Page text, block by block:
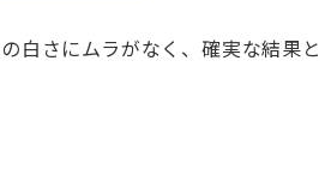
白さにムラがなく、確実な結果と